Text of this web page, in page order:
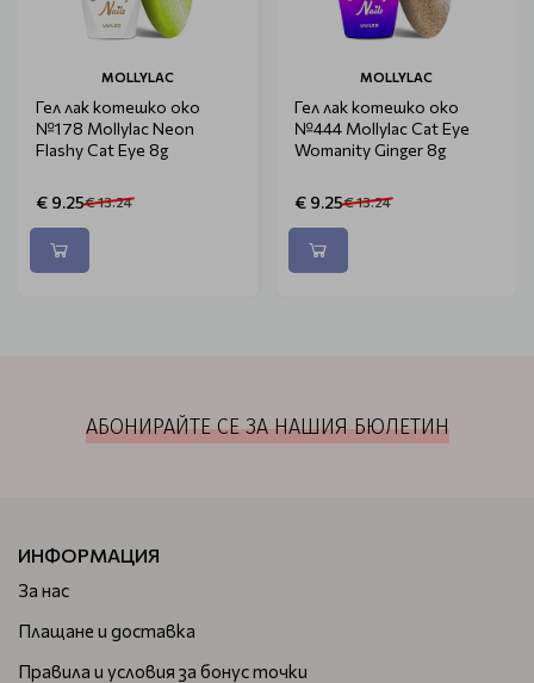
MOLLYLAC
Гел лак котешко око
№178 Mollylac Neon
Flashy Cat Eye 8g
€ 9.25€ 13.24
MOLLYLAC
Гел лак котешко око
№444 Mollylac Cat Eye
Womanity Ginger 8g
€ 9.25€ 13.24
АБОНИРАЙТЕ СЕ ЗА НАШИЯ БЮЛЕТИН
ИНФОРМАЦИЯ
За нас
Плащане и доставка
Правила и условия за бонус точки